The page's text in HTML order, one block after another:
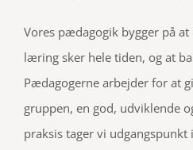
Vores pædagogik bygger på
læring sker hele tiden, og at
Pædagogerne arbejder for at
gruppen, en god, udviklende
praksis tager vi udgangspunkt